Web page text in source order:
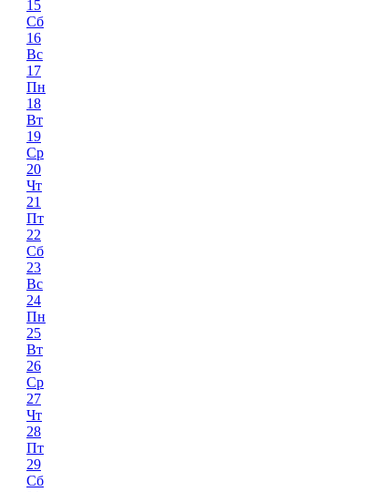
15
Сб
16
Вс
17
Пн
18
Вт
19
Ср
20
Чт
21
Пт
22
Сб
23
Вс
24
Пн
25
Вт
26
Ср
27
Чт
28
Пт
29
Сб